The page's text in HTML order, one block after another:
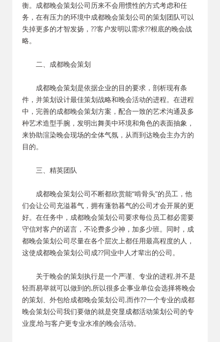
衡。成都晚会策划公司历来不会用惯性的方式考虑和任
务，在有压力的环境中成都晚会策划公司的策划团队可以
失掉更多的才智发扬，??客户发明以需求??根底的晚会战
略。
二、成都晚会策划
成都晚会策划是依据企业的目的要求，剖析现有条
件，并策划设计最佳策划战略和晚会活动的进程。在进程
中，完善的成都晚会策划方案，配合一致的艺术沟通及多
种艺术造型手腕，发明出舞美中环境和角色的表面抽象，
来协助渲染晚会现场的全体气氛，从而到达晚会主办方的
目的。
三、精英团队
成都晚会策划公司不断都欣赏能“啃骨头”的员工，他
们会让公司充溢暮气，拥有蓬勃暮气的公司才会开展的更
好。在任务中，成都晚会策划公司要求每位员工都必需要
守信对客户的诺言，不论费多少神，加多少班。同时，成
都晚会策划公司尽量在各个层次上都任用最高程度的人，
这使成都晚会策划公司成??同业中人才辈出的公司。
关于晚会的策划执行是一个严谨、专业的进程,并不是
轻而易举就可以做到的,所以很多企事业单位会选择将晚会
的策划、外包给成都晚会策划公司,而作??一个专业的成都
晚会策划公司我们要做的就是突显成都活动策划公司的专
业度,给与客户更专业水准的晚会活动。